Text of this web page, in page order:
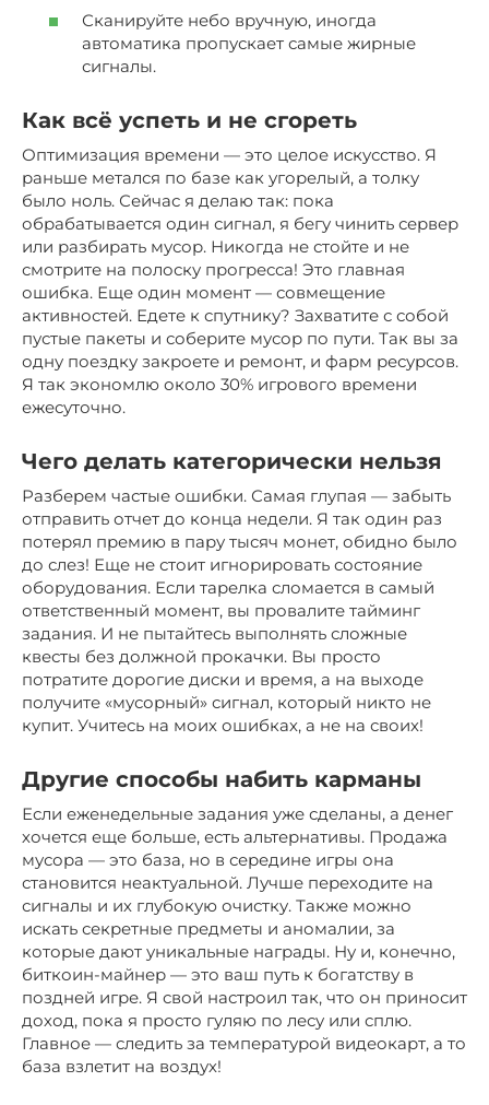
Сканируйте небо вручную, иногда
автоматика пропускает самые жирные
сигналы.
Как всё успеть и не сгореть
Оптимизация времени — это целое искусство. Я
раньше метался по базе как угорелый, а толку
было ноль. Сейчас я делаю так: пока
обрабатывается один сигнал, я бегу чинить сервер
или разбирать мусор. Никогда не стойте и не
смотрите на полоску прогресса! Это главная
ошибка. Еще один момент — совмещение
активностей. Едете к спутнику? Захватите с собой
пустые пакеты и соберите мусор по пути. Так вы за
одну поездку закроете и ремонт, и фарм ресурсов.
Я так экономлю около 30% игрового времени
ежесуточно.
Чего делать категорически нельзя
Разберем частые ошибки. Самая глупая — забыть
отправить отчет до конца недели. Я так один раз
потерял премию в пару тысяч монет, обидно было
до слез! Еще не стоит игнорировать состояние
оборудования. Если тарелка сломается в самый
ответственный момент, вы провалите тайминг
задания. И не пытайтесь выполнять сложные
квесты без должной прокачки. Вы просто
потратите дорогие диски и время, а на выходе
получите «мусорный» сигнал, который никто не
купит. Учитесь на моих ошибках, а не на своих!
Другие способы набить карманы
Если еженедельные задания уже сделаны, а денег
хочется еще больше, есть альтернативы. Продажа
мусора — это база, но в середине игры она
становится неактуальной. Лучше переходите на
сигналы и их глубокую очистку. Также можно
искать секретные предметы и аномалии, за
которые дают уникальные награды. Ну и, конечно,
биткоин-майнер — это ваш путь к богатству в
поздней игре. Я свой настроил так, что он приносит
доход, пока я просто гуляю по лесу или сплю.
Главное — следить за температурой видеокарт, а то
база взлетит на воздух!